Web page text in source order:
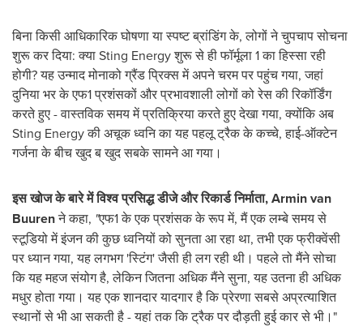
बिना किसी आधिकारिक घोषणा या स्पष्ट ब्रांडिंग के, लोगों ने चुपचाप सोचना
शुरू कर दिया: क्या Sting Energy शुरू से ही फॉर्मूला 1 का हिस्सा रही
होगी? यह उन्माद मोनाको ग्रैंड प्रिक्स में अपने चरम पर पहुंच गया, जहां
दुनिया भर के एफ1 प्रशंसकों और प्रभावशाली लोगों को रेस की रिकॉर्डिंग
करते हुए - वास्तविक समय में प्रतिक्रिया करते हुए देखा गया, क्योंकि अब
Sting Energy की अचूक ध्वनि का यह पहलू ट्रैक के कच्चे, हाई-ऑक्टेन
गर्जना के बीच खुद ब खुद सबके सामने आ गया।
इस खोज के बारे में विश्व प्रसिद्ध डीजे और रिकार्ड निर्माता, Armin van
Buurenने कहा, "एफ1 के एक प्रशंसक के रूप में, मैं एक लम्बे समय से
स्टूडियो में इंजन की कुछ ध्वनियों को सुनता आ रहा था, तभी एक फ्रीक्वेंसी
पर ध्यान गया, यह लगभग 'स्टिंग' जैसी ही लग रही थी। पहले तो मैंने सोचा
कि यह महज संयोग है, लेकिन जितना अधिक मैंने सुना, यह उतना ही अधिक
मधुर होता गया। यह एक शानदार यादगार है कि प्रेरणा सबसे अप्रत्याशित
स्थानों से भी आ सकती है - यहां तक कि ट्रैक पर दौड़ती हुई कार से भी।"